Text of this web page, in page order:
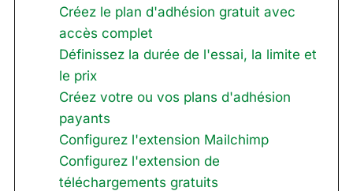
Créez le plan d'adhésion gratuit avec
accès complet
Définissez la durée de l'essai, la limite et
le prix
Créez votre ou vos plans d'adhésion
payants
Configurez l'extension Mailchimp
Configurez l'extension de
téléchargements gratuits